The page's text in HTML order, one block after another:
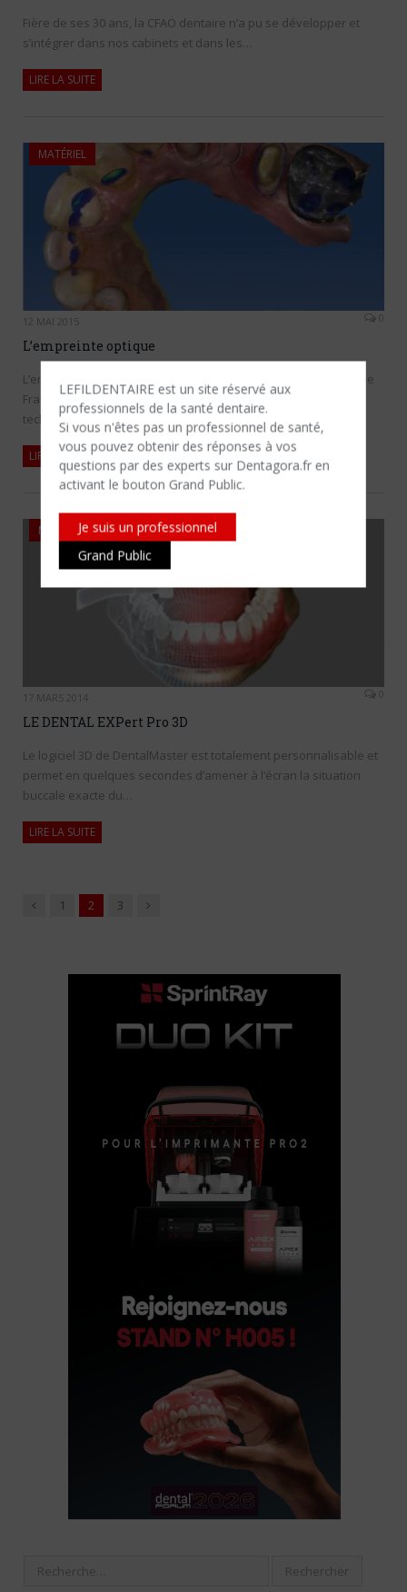
LEFILDENTAIRE est un site réservé aux
professionnels de la santé dentaire.
Si vous n'êtes​ pas un professionnel de santé,
vous pouvez obtenir des réponses à vos
questions par des experts sur Dentagora.fr en
activant le bouton Grand Public.
Je suis un professionnel
Grand Public
Fière de ses 30 ans, la CFAO dentaire n’a pu se développer et
s’intégrer dans nos cabinets et dans les…
LIRE LA SUITE
MATÉRIEL
12 MAI 2015 0
L’empreinte optique
L’empreinte optique au cabinet dentaire est née des travaux de
François Duret commencés dans les années 1970. Devenue
techniquement possible…
LIRE LA SUITE
MATÉRIEL
17 MARS 2014 0
LE DENTAL EXPert Pro 3D
Le logiciel 3D de DentalMaster est totalement personnalisable et
permet en quelques secondes d’amener à l’écran la situation
buccale exacte du…
LIRE LA SUITE
Précédent
1 2 3 Suivant